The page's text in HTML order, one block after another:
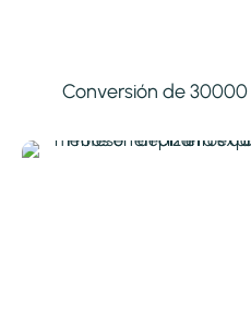
Conversión de